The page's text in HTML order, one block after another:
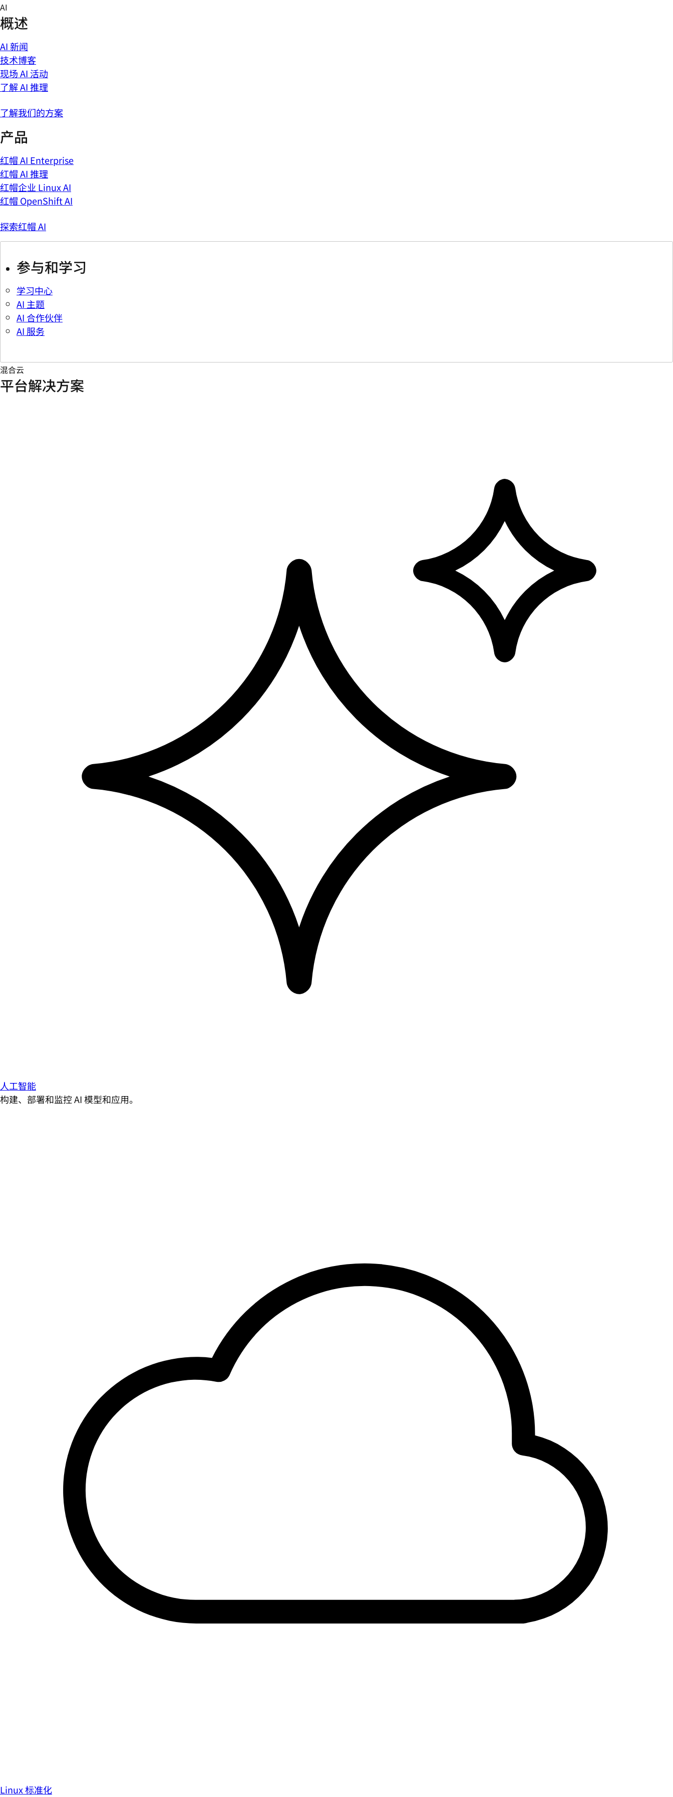
Skip
to
content
AI
概述
AI 新闻
技术博客
现场 AI 活动
了解 AI 推理
了解我们的方案
产品
红帽 AI Enterprise
红帽 AI 推理
红帽企业 Linux AI
红帽 OpenShift AI
探索红帽 AI
参与和学习
学习中心
AI 主题
AI 合作伙伴
AI 服务
混合云
平台解决方案
人工智能
构建、部署和监控 AI 模型和应用。
Linux 标准化